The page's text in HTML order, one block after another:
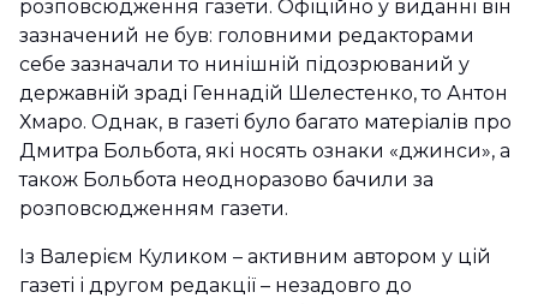
розповсюдження газети. Офіційно у виданні він
зазначений не був: головними редакторами
себе зазначали то нинішній підозрюваний у
державній зраді Геннадій Шелестенко, то Антон
Хмаро. Однак, в газеті було багато матеріалів про
Дмитра Больбота, які носять ознаки «джинси», а
також Больбота неодноразово бачили за
розповсюдженням газети.
Із Валерієм Куликом – активним автором у цій
газеті і другом редакції – незадовго до